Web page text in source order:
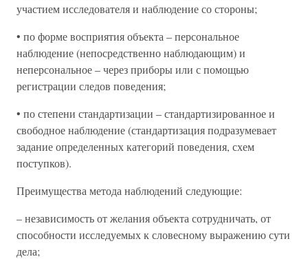
участием исследователя и наблюдение со стороны;
• по форме восприятия объекта – персональное
наблюдение (непосредственно наблюдающим) и
неперсональное – через приборы или с помощью
регистрации следов поведения;
• по степени стандартизации – стандартизированное и
свободное наблюдение (стандартизация подразумевает
задание определенных категорий поведения, схем
поступков).
Преимущества метода наблюдений следующие:
– независимость от желания объекта сотрудничать, от
способности исследуемых к словесному выражению сути
дела;